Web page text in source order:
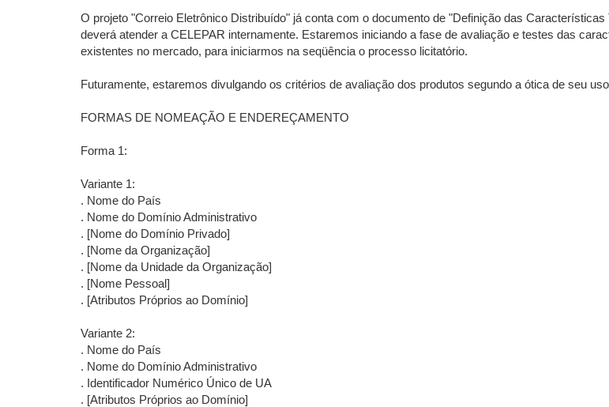
O projeto "Correio Eletrônico Distribuído" já conta com o documento de "Definição das
deverá atender a CELEPAR internamente. Estaremos iniciando a fase de avaliação e testes das
existentes no mercado, para iniciarmos na seqüência o processo licitatório.
Futuramente, estaremos divulgando os critérios de avaliação dos produtos segundo a ótica de seu
FORMAS DE NOMEAÇÃO E ENDEREÇAMENTO
Forma 1:
Variante 1:
. Nome do País
. Nome do Domínio Administrativo
. [Nome do Domínio Privado]
. [Nome da Organização]
. [Nome da Unidade da Organização]
. [Nome Pessoal]
. [Atributos Próprios ao Domínio]
Variante 2:
. Nome do País
. Nome do Domínio Administrativo
. Identificador Numérico Único de UA
. [Atributos Próprios ao Domínio]